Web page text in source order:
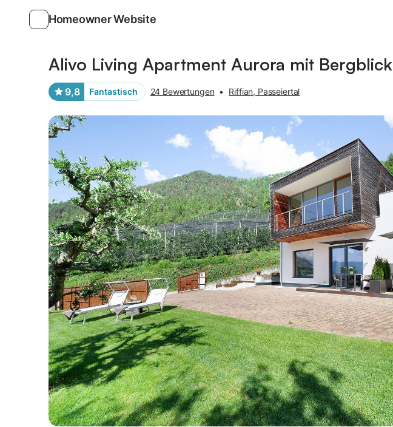
Homeowner Website
Alivo Living Apartment Aurora mit Bergblick
9,8 Fantastisch 24 Bewertungen • Riffian, Passeiertal
Bilder Ausstattung Bewertungen